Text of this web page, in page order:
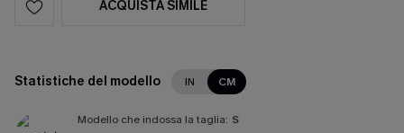
ACQUISTA SIMILE
Statistiche del modello IN CM
Modello che indossa la taglia: S